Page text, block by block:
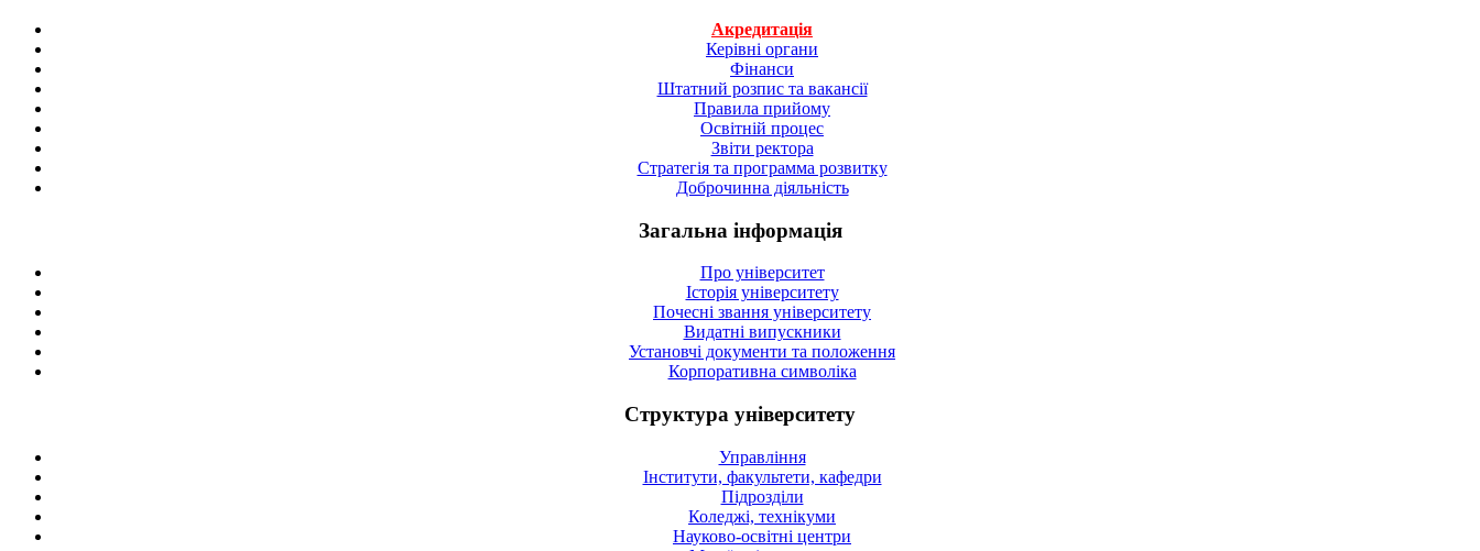
Акредитація
Керівні органи
Фінанси
Штатний розпис та вакансії
Правила прийому
Освітній процес
Звіти ректора
Стратегія та программа розвитку
Доброчинна діяльність
Загальна інформація
Про університет
Історія університету
Почесні звання університету
Видатні випускники
Установчі документи та положення
Корпоративна символiка
Структура університету
Управління
Інститути, факультети, кафедри
Підрозділи
Коледжі, технікуми
Науково-освітні центри